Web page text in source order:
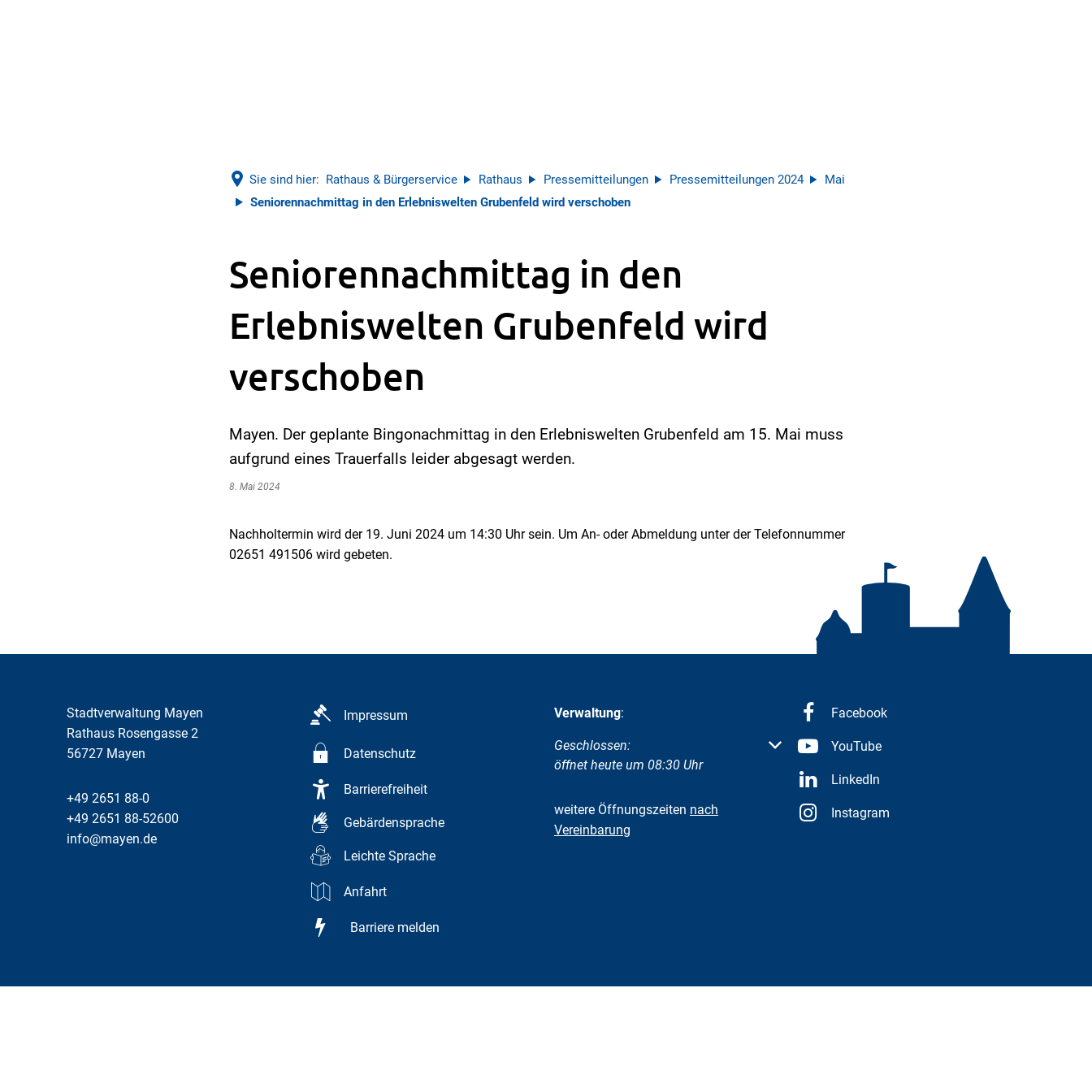
Sie sind hier: Rathaus & Bürgerservice Rathaus Pressemitteilungen Pressemitteilungen 2024
Mai
Seniorennachmittag in den Erlebniswelten Grubenfeld wird verschoben
Seniorennachmittag in den
Erlebniswelten Grubenfeld wird
verschoben
Mayen. Der geplante Bingonachmittag in den Erlebniswelten Grubenfeld am 15. Mai muss
aufgrund eines Trauerfalls leider abgesagt werden.
8. Mai 2024
Nachholtermin wird der 19. Juni 2024 um 14:30 Uhr sein. Um An- oder Abmeldung unter der Telefonnummer
02651 491506 wird gebeten.
Stadtverwaltung Mayen
Rathaus Rosengasse 2
56727 Mayen
+49 2651 88-0
+49 2651 88-52600
info@mayen.de
Impressum
Datenschutz
Barrierefreiheit
Gebärdensprache
Leichte Sprache
Anfahrt
Barriere melden
Verwaltung:
Klicken, um weitere Öffnungs- oder Schließzeiten auszublenden
Geschlossen:
öffnet heute um 08:30 Uhr
weitere Öffnungszeiten nach
Vereinbarung
Facebook
YouTube
LinkedIn
Instagram